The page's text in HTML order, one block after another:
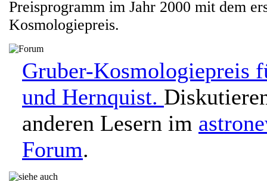
Preisprogramm im Jahr 2000 mit dem
Kosmologiepreis.
Gruber-Kosmologiepreis
und Hernquist.
anderen Lesern im
Forum.